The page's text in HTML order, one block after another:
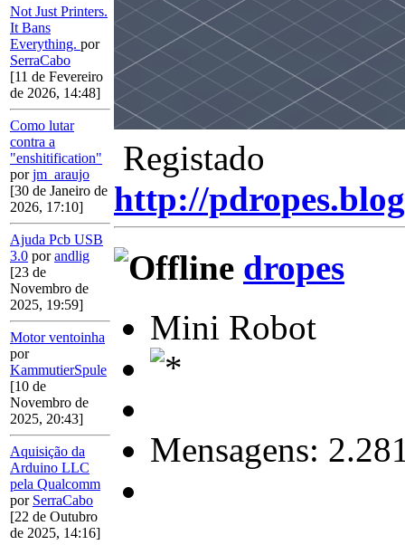
Not Just Printers.
It Bans
Everything. por
SerraCabo
[11 de Fevereiro
de 2026, 14:48]
Como lutar
contra a
"enshitification"
porjm_araujo
[30 de Janeiro de
2026, 17:10]
Ajuda Pcb USB
3.0 porandlig
[23 de
Novembro de
2025, 19:59]
Motor ventoinha
por
KammutierSpule
[10 de
Novembro de
2025, 20:43]
Aquisição da
Arduino LLC
pela Qualcomm
por SerraCabo
[22 de Outubro
de 2025, 14:16]
Registado
http://
dropes
Mini Robot
Mensagens: